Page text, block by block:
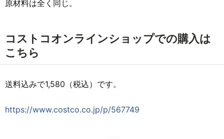
原材料は全く同じ。
コストコオンラインショップでの購入は
こちら
送料込みで1,580 （税込）です。
https://www.costco.co.jp/p/567749